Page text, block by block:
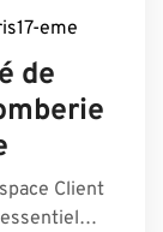
eme
de
Client
essentiel…